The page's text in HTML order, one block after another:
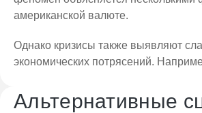
американской валюте.
Однако кризисы также выявляют
экономических потрясений.
Альтернативные